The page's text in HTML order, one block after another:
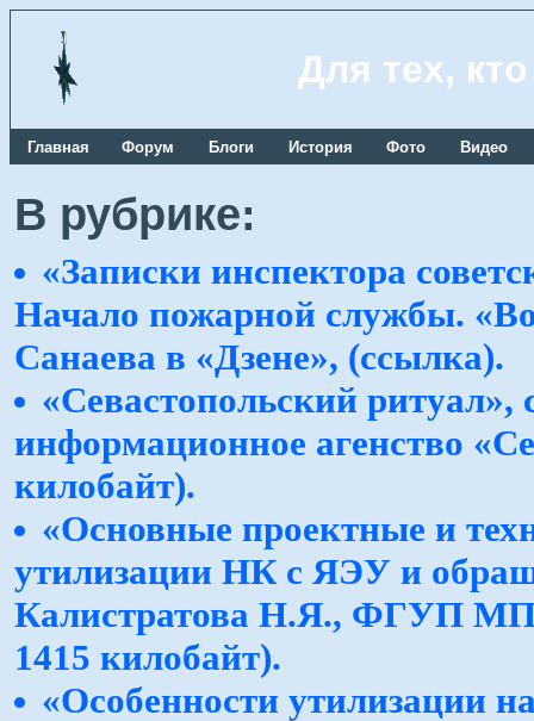
Для тех,
Главная Форум Блоги История Фото Видео
В рубрике:
«Записки инспектора
Начало пожарной службы.
Санаева в «Дзене», (ссылка).
«Севастопольский
информационное агенство
килобайт).
«Основные проектные и
утилизации НК с ЯЭУ и
Калистратова Н.Я., ФГУП МП
1415 килобайт).
«Особенности утилизации